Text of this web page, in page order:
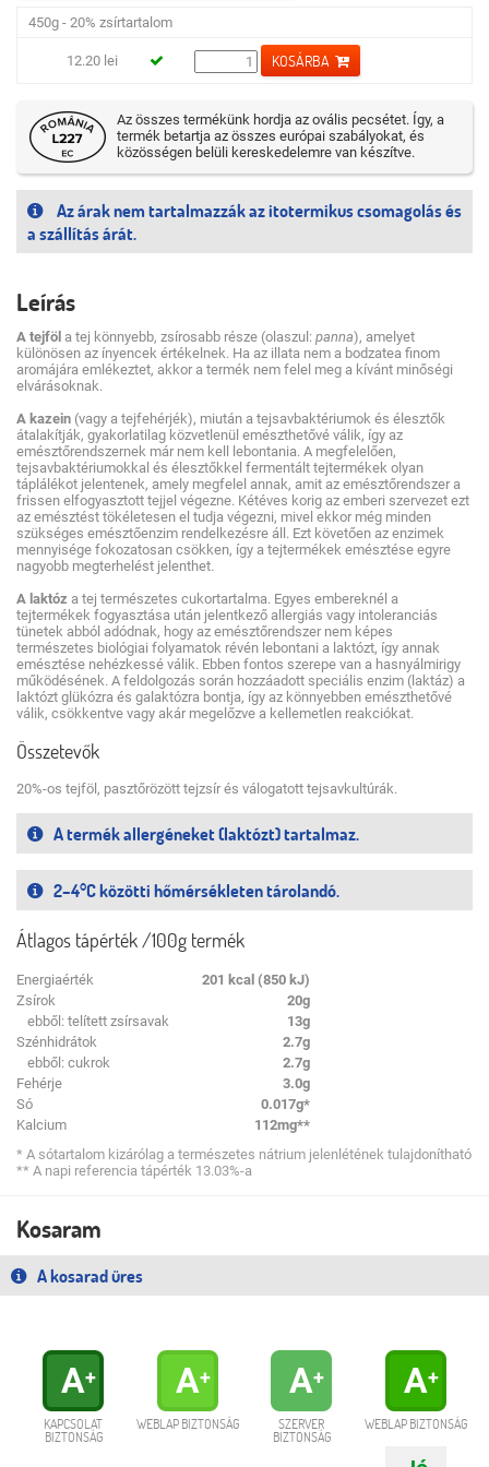
450g - 20% zsírtartalom
12.20 lei KOSÁRBA
Az összes termékünk hordja az ovális pecsétet. Így, a
termék betartja az összes európai szabályokat, és
közösségen belüli kereskedelemre van készítve.
Az árak nem tartalmazzák az itotermikus csomagolás és
a szállítás árát.
Leírás
A tejföl a tej könnyebb, zsírosabb része (olaszul: panna), amelyet
különösen az ínyencek értékelnek. Ha az illata nem a bodzatea finom
aromájára emlékeztet, akkor a termék nem felel meg a kívánt minőségi
elvárásoknak.
A kazein (vagy a tejfehérjék), miután a tejsavbaktériumok és élesztők
átalakítják, gyakorlatilag közvetlenül emészthetővé válik, így az
emésztőrendszernek már nem kell lebontania. A megfelelően,
tejsavbaktériumokkal és élesztőkkel fermentált tejtermékek olyan
táplálékot jelentenek, amely megfelel annak, amit az emésztőrendszer a
frissen elfogyasztott tejjel végezne. Kétéves korig az emberi szervezet ezt
az emésztést tökéletesen el tudja végezni, mivel ekkor még minden
szükséges emésztőenzim rendelkezésre áll. Ezt követően az enzimek
mennyisége fokozatosan csökken, így a tejtermékek emésztése egyre
nagyobb megterhelést jelenthet.
A laktóz a tej természetes cukortartalma. Egyes embereknél a
tejtermékek fogyasztása után jelentkező allergiás vagy intoleranciás
tünetek abból adódnak, hogy az emésztőrendszer nem képes
természetes biológiai folyamatok révén lebontani a laktózt, így annak
emésztése nehézkessé válik. Ebben fontos szerepe van a hasnyálmirigy
működésének. A feldolgozás során hozzáadott speciális enzim (laktáz) a
laktózt glükózra és galaktózra bontja, így az könnyebben emészthetővé
válik, csökkentve vagy akár megelőzve a kellemetlen reakciókat.
Összetevők
20%-os tejföl, pasztőrözött tejzsír és válogatott tejsavkultúrák.
A termék allergéneket (laktózt) tartalmaz.
2–4°C közötti hőmérsékleten tárolandó.
Átlagos tápérték/100g termék
Energiaérték
201 kcal (850 kJ)
Zsírok
20g
ebből: telített zsírsavak
13g
Szénhidrátok
2.7g
ebből: cukrok
2.7g
Fehérje
3.0g
Só
0.017g*
Kalcium
112mg**
* A sótartalom kizárólag a természetes nátrium jelenlétének tulajdonítható
** A napi referencia tápérték 13.03%-a
Kosaram
A kosarad üres
A+
KAPCSOLAT
BIZTONSÁG
A+
WEBLAP BIZTONSÁG
A+
SZERVER
BIZTONSÁG
A+
WEBLAP BIZTONSÁG